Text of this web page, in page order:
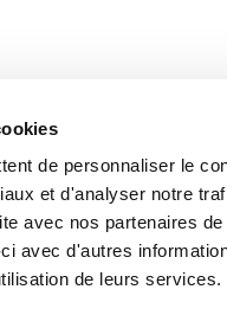
de personnaliser le
et d'analyser notre
avec nos partenaires
avec d'autres
de leurs